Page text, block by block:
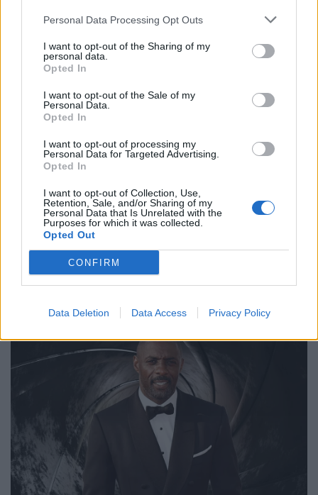
Personal Data Processing Opt Outs
I want to opt-out of the Sharing of my
personal data.
Opted In
I want to opt-out of the Sale of my
Personal Data.
Opted In
I want to opt-out of processing my
Personal Data for Targeted Advertising.
Opted In
I want to opt-out of Collection, Use,
Retention, Sale, and/or Sharing of my
Personal Data that Is Unrelated with the
Purposes for which it was collected.
Opted Out
CONFIRM
Data Deletion Data Access Privacy Policy